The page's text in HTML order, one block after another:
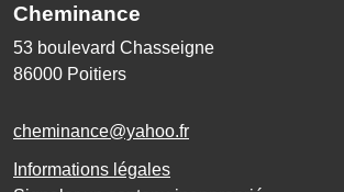
Cheminance
53 boulevard Chasseigne
86000 Poitiers
cheminance@yahoo.fr
Informations légales